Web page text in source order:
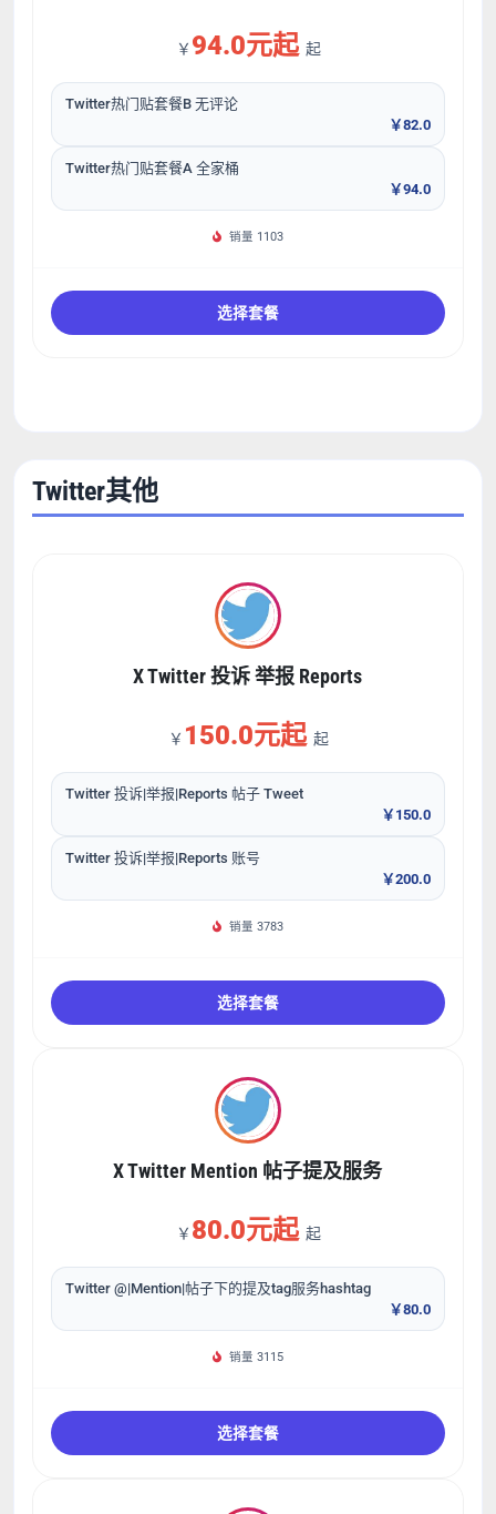
￥ 94.0元起 起
Twitter热门贴套餐B 无评论
￥82.0
Twitter热门贴套餐A 全家桶
￥94.0
销量 1103
选择套餐
Twitter其他
X Twitter 投诉 举报 Reports
￥ 150.0元起 起
Twitter 投诉|举报|Reports 帖子 Tweet
￥150.0
Twitter 投诉|举报|Reports 账号
￥200.0
销量 3783
选择套餐
X Twitter Mention 帖子提及服务
￥ 80.0元起 起
Twitter @|Mention|帖子下的提及tag服务hashtag
￥80.0
销量 3115
选择套餐